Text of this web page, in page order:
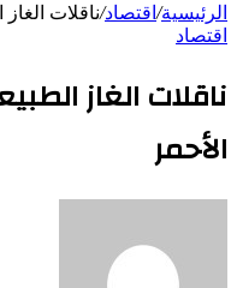
الرئيسية/ اقتصاد/ناقلات
اقتصاد
ناقلات الغاز
الأحمر